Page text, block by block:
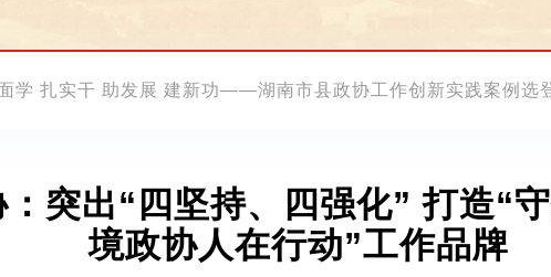
学 扎实干 助发展 建新功——湖南市县政协工作创新实践案例选
突出“四坚持、四强化” 打造“
境政协人在行动”工作品牌